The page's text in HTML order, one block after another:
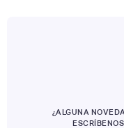
¿ALGUNA